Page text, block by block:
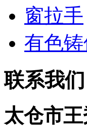
窗拉手
有色
联系我们
太仓市